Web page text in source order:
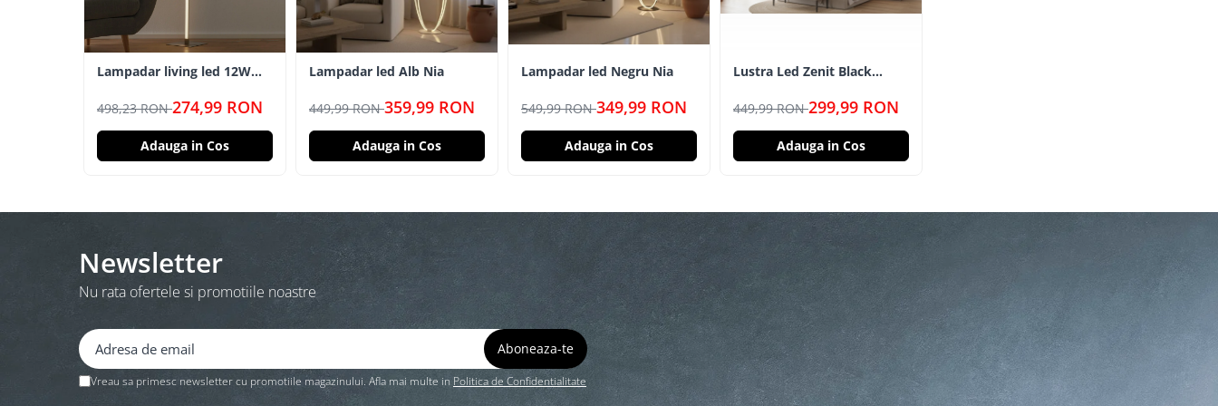
Lampadar living led 12W
498,23 RON274,99 RON
Adauga in Cos
Lampadar led Alb Nia
449,99 RON359,99 RON
Adauga in Cos
Lampadar led Negru Nia
549,99 RON349,99 RON
Adauga in Cos
Lustra Led Zenit Black
449,99 RON299,99 RON
Adauga in Cos
Newsletter
Nu rata ofertele si promotiile noastre
Vreau sa primesc newsletter cu promotiile magazinului. Afla mai multe in Politica de Confidentialitate